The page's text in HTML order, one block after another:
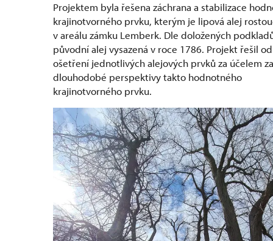
Projektem byla řešena záchrana a stabilizace
krajinotvorného prvku, kterým je lipová alej
v areálu zámku Lemberk. Dle doložených
původní alej vysazená v roce 1786. Projekt řešil
ošetření jednotlivých alejových prvků za účelem
dlouhodobé perspektivy takto hodnotného
krajinotvorného prvku.